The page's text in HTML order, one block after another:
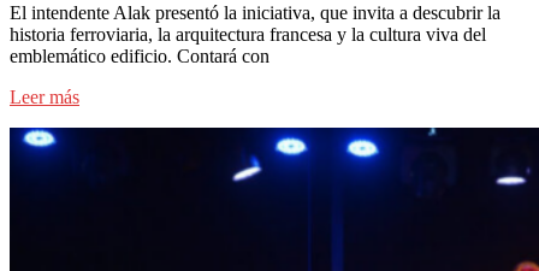
El intendente Alak presentó la iniciativa, que invita a descubrir la
historia ferroviaria, la arquitectura francesa y la cultura viva del
emblemático edificio. Contará con
Leer más